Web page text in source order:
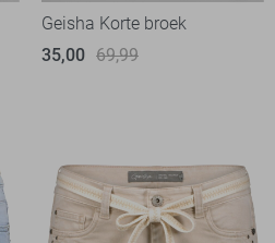
Geisha Korte broek
35,00 69,99